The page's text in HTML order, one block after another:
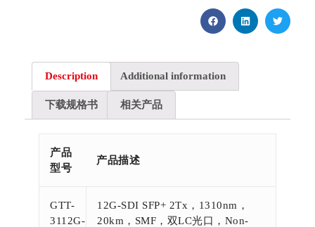
Description Additional information
下载规格书 相关产品
产品
型号
产品描述
GTT-
3112G-
12G-SDI SFP+ 2Tx，1310nm，
20km，SMF，双LC光口，Non-